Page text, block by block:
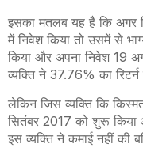
इसका मतलब यह है कि अगर
में निवेश किया तो उसमें से
किया और अपना निवेश 19
व्यक्ति ने 37.76% का रिटर्न
लेकिन जिस व्यक्ति कि
सितंबर 2017 को शुरू किया
इस व्यक्ति ने कमाई नहीं की